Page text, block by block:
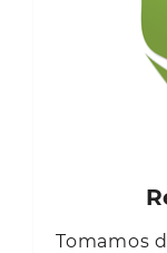
Tomamos